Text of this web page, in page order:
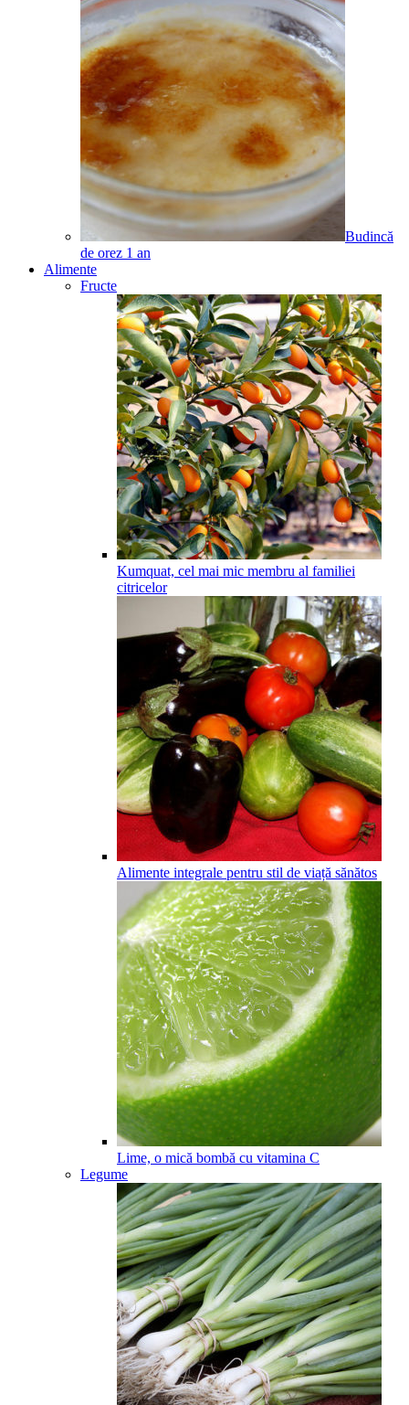
Budincă
de orez 1 an
Alimente
Fructe
Kumquat, cel mai mic membru al familiei
citricelor
Alimente integrale pentru stil de viață sănătos
Lime, o mică bombă cu vitamina C
Legume